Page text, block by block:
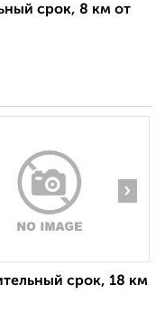
срок, 8 км от
›
срок, 18 км